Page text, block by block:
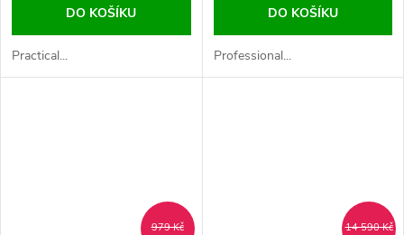
DO KOŠÍKU
Practical...
DO KOŠÍKU
Professional...
979 Kč 14 590 Kč